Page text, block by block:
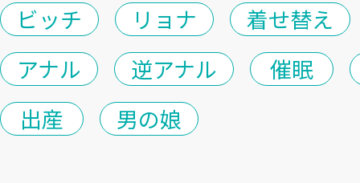
ビッチ リョナ
着せ替え
アナル
逆アナル
催眠
出産
男の娘